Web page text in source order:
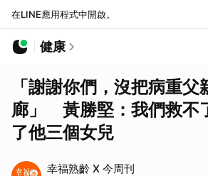
在LINE應用程式中開啟。
健康
「謝謝你們，沒把病重父
廊」 黃勝堅：我們救不
了他三個女兒
幸福熟齡 X 今周刊